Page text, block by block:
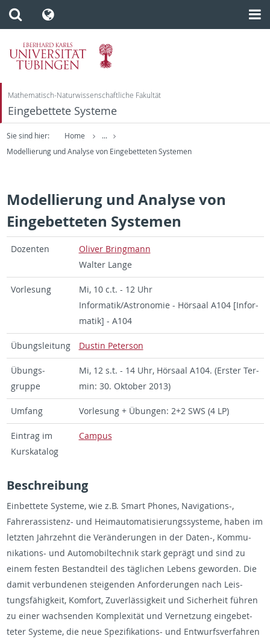
Mathematisch-Naturwissenschaftliche Fakultät
Eingebettete Systeme
Sie sind hier: Home
...
Modellierung und Analyse von Eingebetteten Systemen
Modellierung und Analyse von
Eingebetteten Systemen
Dozen­ten
Oliver Bring­mann
Wal­ter Lange
Vor­lesung
Mi, 10 c.t. - 12 Uhr
In­for­matik/As­tronomie - Hörsaal A104 [In­for­
matik] - A104
Übungsleitung Dustin Pe­ter­son
Übungs­
gruppe
Mi, 12 s.t. - 14 Uhr, Hörsaal A104. (Er­ster Ter­
min: 30. Ok­to­ber 2013)
Um­fang Vor­lesung + Übun­gen: 2+2 SWS (4 LP)
Ein­trag im
Kurskat­a­log
Cam­pus
Beschrei­bung
Ein­bet­tete Sys­teme, wie z.B. Smart Phones, Nav­i­ga­tions-,
Fahreras­sis­tenz- und Heimau­toma­tisierungssys­teme, haben im
let­zten Jahrzehnt die Veränderun­gen in der Daten-, Kom­mu­
nika­tions- und Au­to­mo­bil­tech­nik stark geprägt und sind zu
einem fes­ten Be­standteil des täglichen Lebens gewor­den. Die
damit ver­bun­de­nen steigen­den An­forderun­gen nach Leis­
tungsfähigkeit, Kom­fort, Zu­verlässigkeit und Sicher­heit führen
zu einer wach­senden Kom­plexität und Ver­net­zung einge­bet­
teter Sys­teme, die neue Spez­i­fika­tions- und En­twurfsver­fahren